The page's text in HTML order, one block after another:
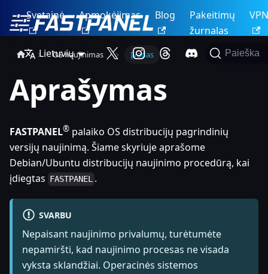
Svetainė Apmokėjimas Blog
Pakeitimų
žurnalas
VPN
Lietuvių Paieška
OS naujinimas Įvadas
Aprašymas
FASTPANEL® palaiko OS distribucijų pagrindinių
versijų naujinimą. Šiame skyriuje aprašome
Debian/Ubuntu distribucijų naujinimo procedūrą, kai
įdiegtas FASTPANEL .
SVARBU
Nepaisant naujinimo privalumų, turėtumėte
nepamiršti, kad naujinimo procesas ne visada
vyksta sklandžiai. Operacinės sistemos